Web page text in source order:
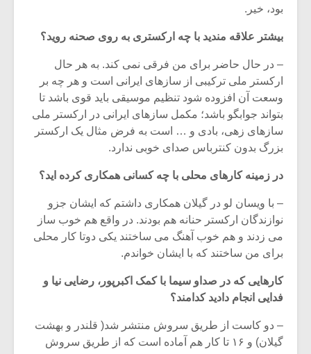
بود، خیر.
بیشتر علاقه مندید با چه ارکستری به روی صحنه روید؟
– در حال حاضر برای من فرقی نمی کند. به هر حال
ارکستر ملی ترکیبی از سازهای ایرانی است و هر چه بر
وسعت آن افزوده شود تنظیم موسیقی باید قوی باشد تا
بتواند جوابگو باشد؛ مکمل سازهای ایرانی در ارکستر ملی
سازهای زهی، بادی و … است به فرض مثال یک ارکستر
بزرگ بدون کنترباس صدای خوبی ندارد.
در زمینه کارهای محلی با چه کسانی همکاری کرده اید؟
– با ویسان لو در گیلان همکاری داشتم که ایشان جزو
نوازندگان ارکستر حنانه هم بودند. در واقع هم خوب ساز
می زدند و هم خوب آهنگ می ساختند یکی دوتا کار محلی
برای من ساختند که با ایشان خواندم.
کارهایی که در صداو سیما با کمک اکبرپور، رضایی نیا و
فدایی انجام دادید کدامند؟
– دو کاست از طریق سروش منتشر شد( قلندر و بهشت
گیلان) و ۱۶ تا کار هم آماده است که از طریق سروش